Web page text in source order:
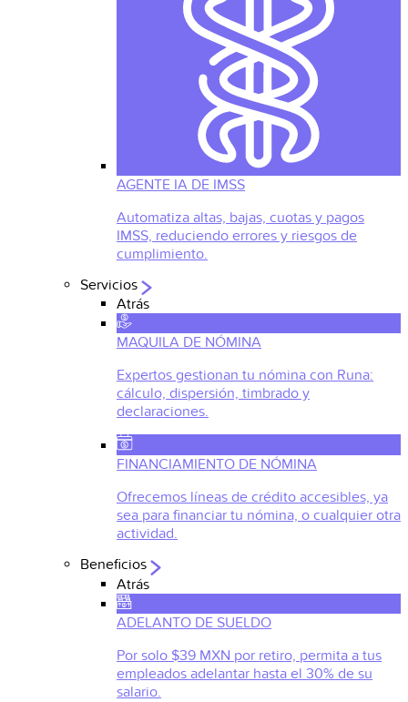
AGENTE IA DE IMSS
Automatiza altas, bajas, cuotas y pagos
IMSS, reduciendo errores y riesgos de
cumplimiento.
Servicios
Atrás
MAQUILA DE NÓMINA
Expertos gestionan tu nómina con Runa:
cálculo, dispersión, timbrado y
declaraciones.
FINANCIAMIENTO DE NÓMINA
Ofrecemos líneas de crédito accesibles, ya
sea para financiar tu nómina, o cualquier otra
actividad.
Beneficios
Atrás
ADELANTO DE SUELDO
Por solo $39 MXN por retiro, permita a tus
empleados adelantar hasta el 30% de su
salario.